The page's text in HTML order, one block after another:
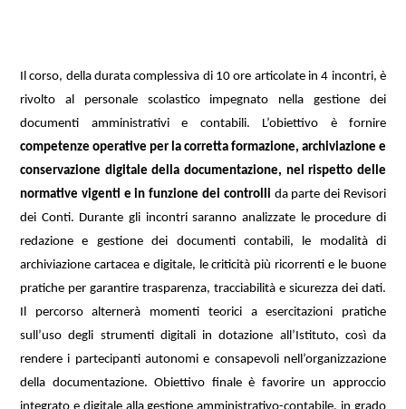
Il corso, della durata complessiva di 10 ore articolate in 4 incontri, è
rivolto al personale scolastico impegnato nella gestione dei
documenti amministrativi e contabili. L’obiettivo è fornire
competenze operative per la corretta formazione, archiviazione e
conservazione digitale della documentazione, nel rispetto delle
normative vigenti e in funzione dei controlli da parte dei Revisori
dei Conti. Durante gli incontri saranno analizzate le procedure di
redazione e gestione dei documenti contabili, le modalità di
archiviazione cartacea e digitale, le criticità più ricorrenti e le buone
pratiche per garantire trasparenza, tracciabilità e sicurezza dei dati.
Il percorso alternerà momenti teorici a esercitazioni pratiche
sull’uso degli strumenti digitali in dotazione all’Istituto, così da
rendere i partecipanti autonomi e consapevoli nell’organizzazione
della documentazione. Obiettivo finale è favorire un approccio